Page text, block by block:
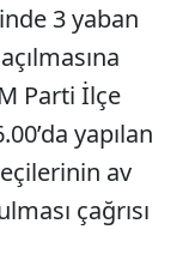
3 yaban
Parti İlçe
yapılan
av
çağrısı